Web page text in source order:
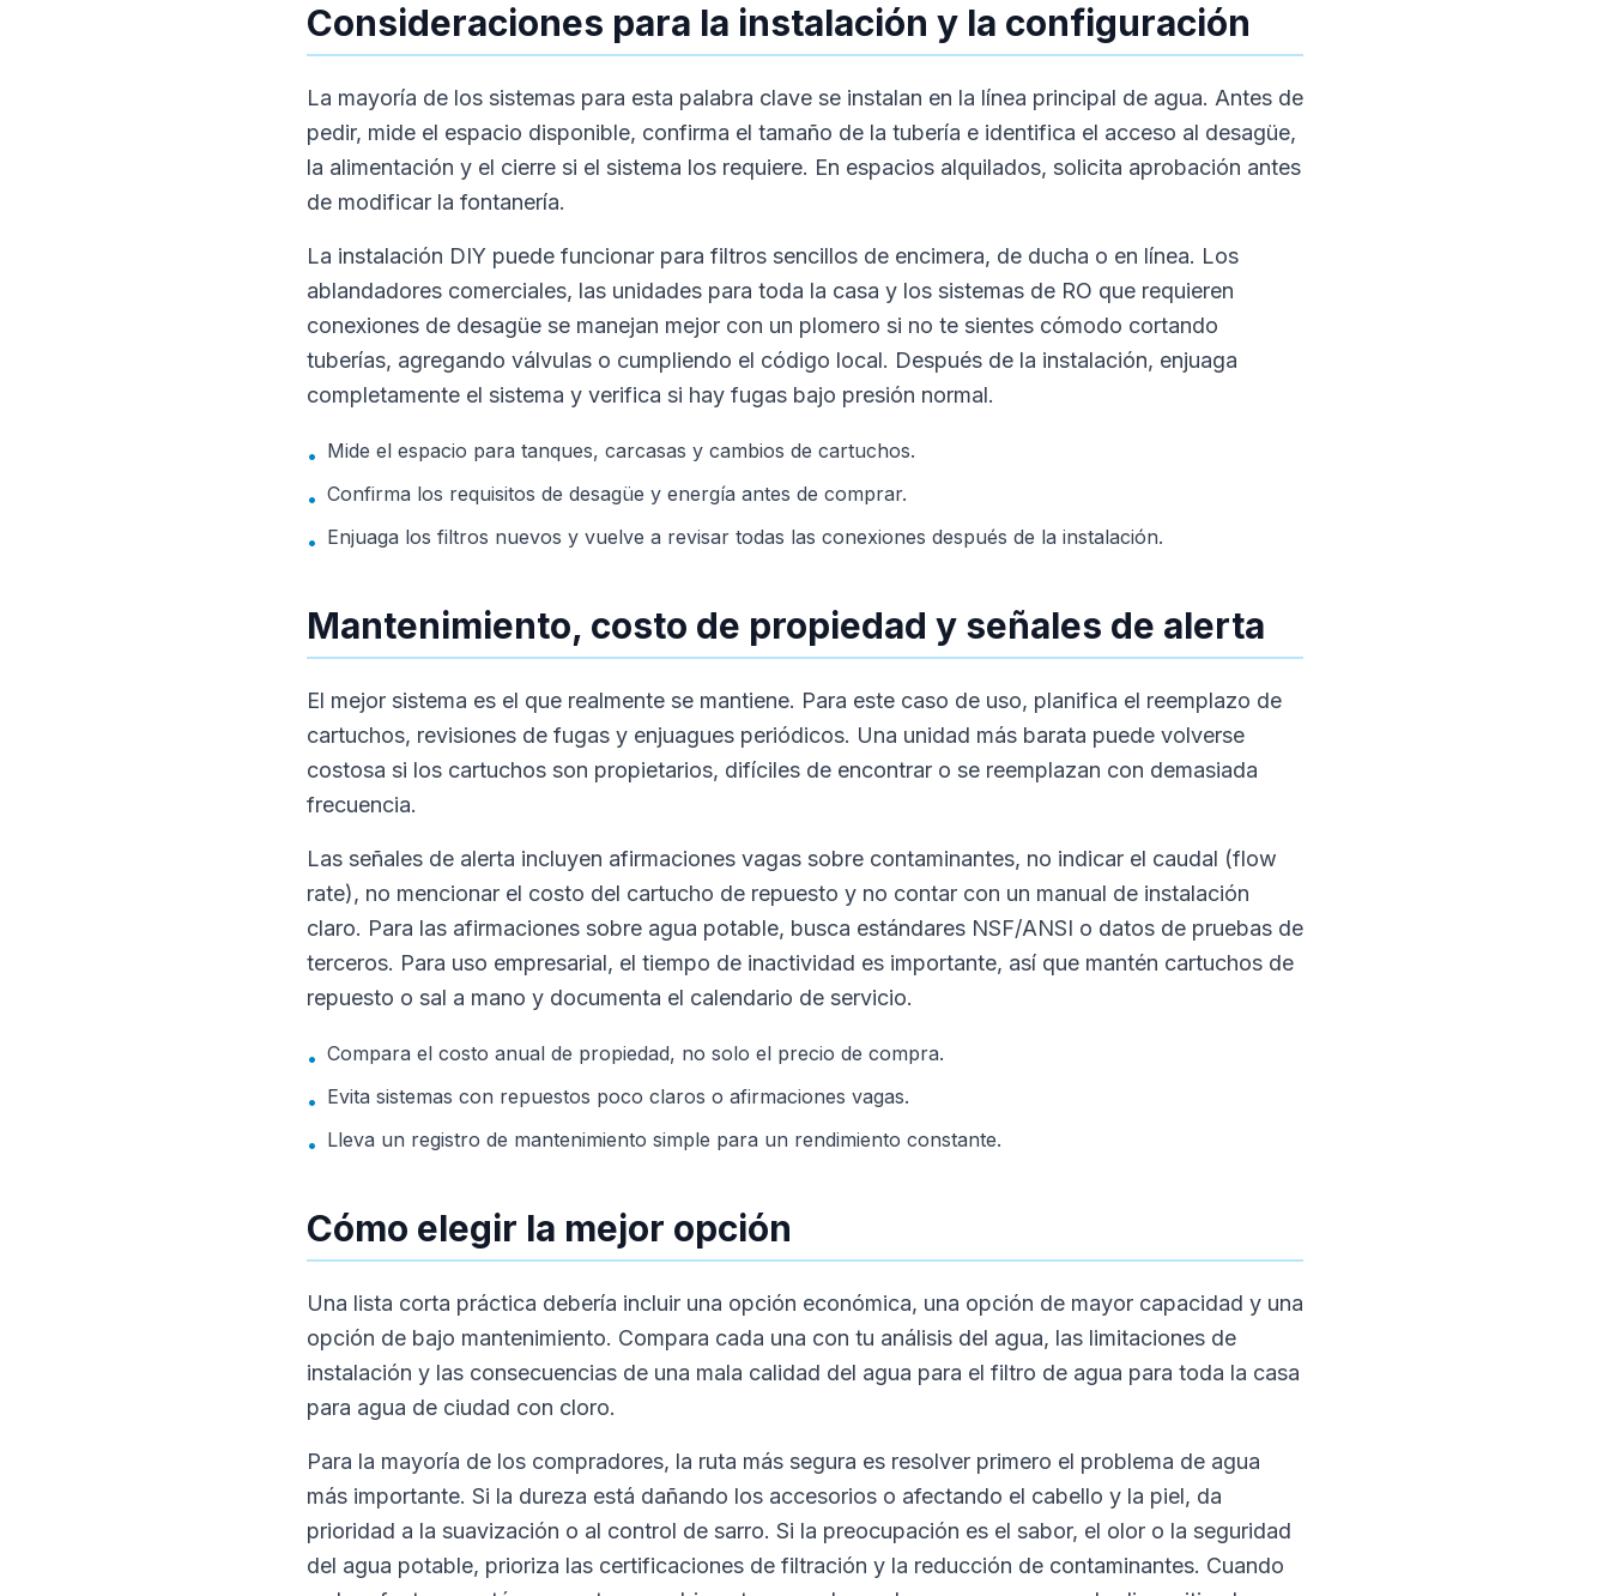
Consideraciones para la instalación y la configuración
La mayoría de los sistemas para esta palabra clave se instalan en la línea principal de agua. Antes de
pedir, mide el espacio disponible, confirma el tamaño de la tubería e identifica el acceso al desagüe,
la alimentación y el cierre si el sistema los requiere. En espacios alquilados, solicita aprobación antes
de modificar la fontanería.
La instalación DIY puede funcionar para filtros sencillos de encimera, de ducha o en línea. Los
ablandadores comerciales, las unidades para toda la casa y los sistemas de RO que requieren
conexiones de desagüe se manejan mejor con un plomero si no te sientes cómodo cortando
tuberías, agregando válvulas o cumpliendo el código local. Después de la instalación, enjuaga
completamente el sistema y verifica si hay fugas bajo presión normal.
• Mide el espacio para tanques, carcasas y cambios de cartuchos.
• Confirma los requisitos de desagüe y energía antes de comprar.
• Enjuaga los filtros nuevos y vuelve a revisar todas las conexiones después de la instalación.
Mantenimiento, costo de propiedad y señales de alerta
El mejor sistema es el que realmente se mantiene. Para este caso de uso, planifica el reemplazo de
cartuchos, revisiones de fugas y enjuagues periódicos. Una unidad más barata puede volverse
costosa si los cartuchos son propietarios, difíciles de encontrar o se reemplazan con demasiada
frecuencia.
Las señales de alerta incluyen afirmaciones vagas sobre contaminantes, no indicar el caudal (flow
rate), no mencionar el costo del cartucho de repuesto y no contar con un manual de instalación
claro. Para las afirmaciones sobre agua potable, busca estándares NSF/ANSI o datos de pruebas de
terceros. Para uso empresarial, el tiempo de inactividad es importante, así que mantén cartuchos de
repuesto o sal a mano y documenta el calendario de servicio.
• Compara el costo anual de propiedad, no solo el precio de compra.
• Evita sistemas con repuestos poco claros o afirmaciones vagas.
• Lleva un registro de mantenimiento simple para un rendimiento constante.
Cómo elegir la mejor opción
Una lista corta práctica debería incluir una opción económica, una opción de mayor capacidad y una
opción de bajo mantenimiento. Compara cada una con tu análisis del agua, las limitaciones de
instalación y las consecuencias de una mala calidad del agua para el filtro de agua para toda la casa
para agua de ciudad con cloro.
Para la mayoría de los compradores, la ruta más segura es resolver primero el problema de agua
más importante. Si la dureza está dañando los accesorios o afectando el cabello y la piel, da
prioridad a la suavización o al control de sarro. Si la preocupación es el sabor, el olor o la seguridad
del agua potable, prioriza las certificaciones de filtración y la reducción de contaminantes. Cuando